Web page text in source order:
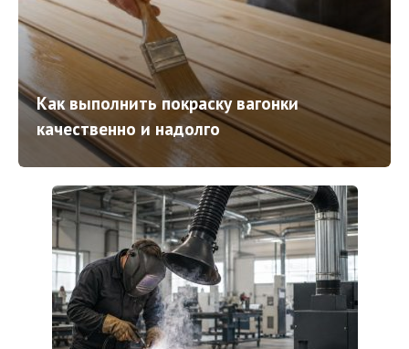
Как выполнить покраску вагонки
качественно и надолго